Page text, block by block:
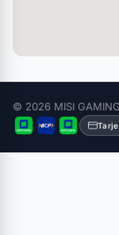
© 2026 MISI